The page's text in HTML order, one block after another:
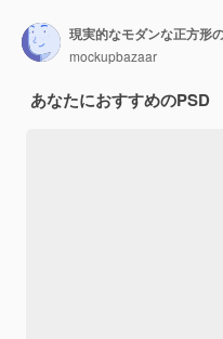
現実的なモダンな正方形
mockupbazaar
あなたにおすすめのPSD